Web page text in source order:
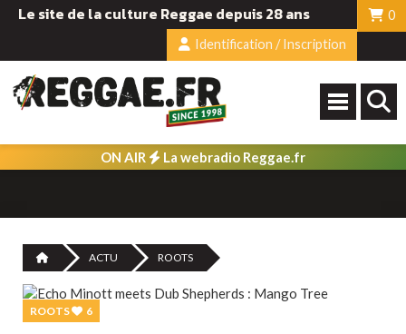
Le site de la culture Reggae depuis 28 ans
0
Identification / Inscription
ON AIR La webradio Reggae.fr
ACTU ROOTS
ROOTS 6